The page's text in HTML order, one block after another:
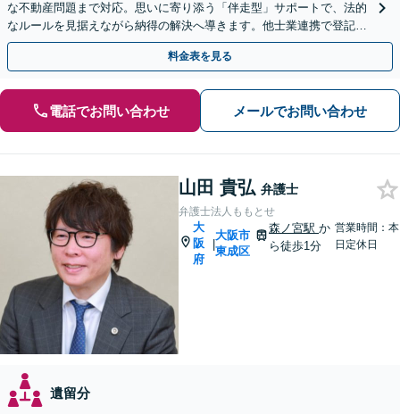
な不動産問題まで対応。思いに寄り添う「伴走型」サポートで、法的
なルールを見据えながら納得の解決へ導きます。他士業連携で登記ト
ラブルもお任せを。何でもお気軽にお話しください。
料金表を見る
電話でお問い合わせ メールでお問い合わせ
山田 貴弘 弁護士
弁護士法人ももとせ
大
阪
府
|
大阪市
東成区
森ノ宮駅か
ら徒歩1分
営業時間：本
日定休日
遺留分